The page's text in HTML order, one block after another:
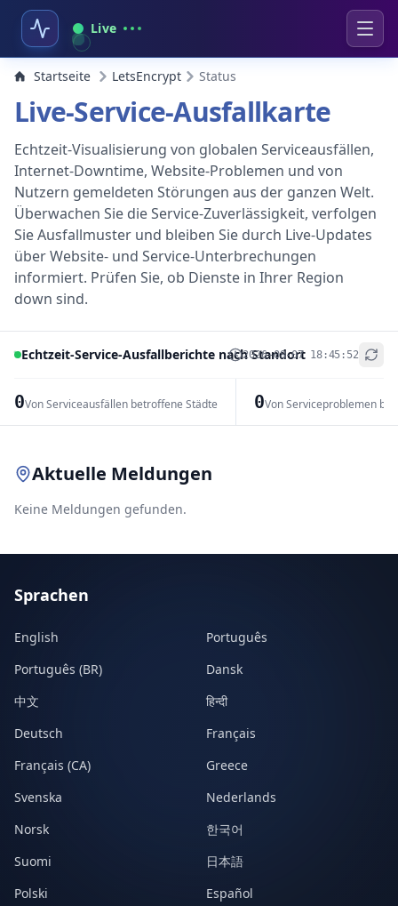
Live
Startseite LetsEncrypt Status
Live-Service-Ausfallkarte
Echtzeit-Visualisierung von globalen Serviceausfällen,
Internet-Downtime, Website-Problemen und von
Nutzern gemeldeten Störungen aus der ganzen Welt.
Überwachen Sie die Service-Zuverlässigkeit, verfolgen
Sie Ausfallmuster und bleiben Sie durch Live-Updates
über Website- und Service-Unterbrechungen
informiert. Prüfen Sie, ob Dienste in Ihrer Region
down sind.
Echtzeit-Service-Ausfallberichte nach Standort
2026-08-07 18:45:52
0Von Serviceausfällen betroffene Städte 0Von Serviceproblemen
+
Aktuelle Meldungen
Keine Meldungen gefunden.
Sprachen
English
Português
Português (BR)
Dansk
中文
हिन्दी
Deutsch
Français
Français (CA)
Greece
Svenska
Nederlands
Norsk
한국어
Suomi
日本語
Polski
Español